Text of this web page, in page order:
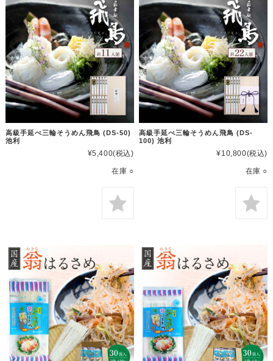
高級手延べ三輪そうめん飛鳥 (DS-50)
池利
¥5,400(税込)
在庫 ○
高級手延べ三輪そうめん飛鳥 (DS-
100) 池利
¥10,800(税込)
在庫 ○